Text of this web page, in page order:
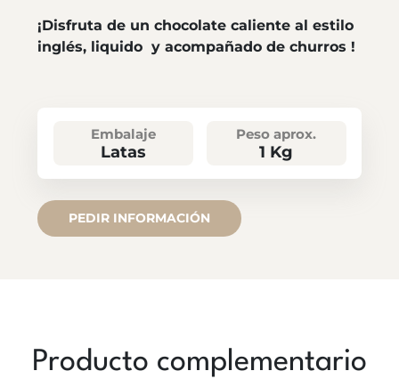
¡Disfruta de un chocolate caliente al estilo
inglés, liquido y acompañado de churros !
Embalaje
Latas
Peso aprox.
1 Kg
PEDIR INFORMACIÓN
Producto complementario